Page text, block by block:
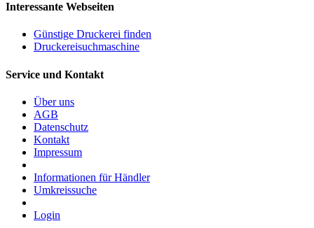
Interessante Webseiten
Günstige Druckerei finden
Druckereisuchmaschine
Service und Kontakt
Über uns
AGB
Datenschutz
Kontakt
Impressum
Informationen für Händler
Umkreissuche
Login